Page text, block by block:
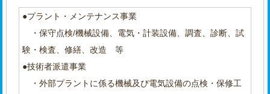
●プラント・メンテナンス事業
・保守点検/機械設備、電気・計装設備、調査、診断、試
験・検査、修繕、改造 等
●技術者派遣事業
・外部プラントに係る機械及び電気設備の点検・保修工